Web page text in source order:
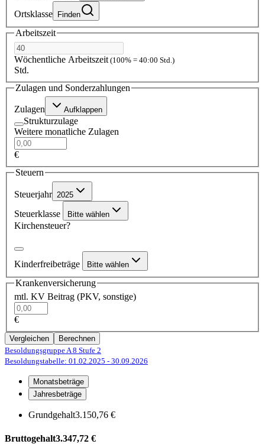
Ortsklasse Finden
Arbeitszeit
Wöchentliche Arbeitszeit (100% = 40:00 Std.)
Std.
Zulagen und Sonderzahlungen
Zulagen Aufklappen
Strukturzulage
Weitere monatliche Zulagen
€
Steuern
Steuerjahr 2025
Steuerklasse Bitte wählen
Kirchensteuer?
Kinderfreibeträge Bitte wählen
Krankenversicherung
mtl. KV Beitrag (PKV, sonstige)
€
Vergleichen
Berechnen
Besoldungsgruppe A 8 Stufe 2
Besoldungstabelle: 01.02.2025 - 30.09.2026
Monatsbeträge
Jahresbeträge
Grundgehalt3.150,76 €
Bruttogehalt3.347,72 €